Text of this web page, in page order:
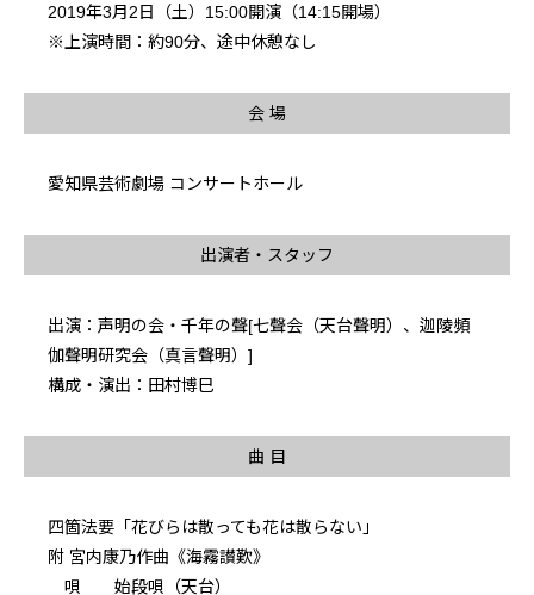
2019年3月2日（土）15:00開演（14:15開場）
※上演時間：約90分、途中休憩なし
会 場
愛知県芸術劇場 コンサートホール
出演者・スタッフ
出演：声明の会・千年の聲[七聲会（天台聲明）、迦陵頻
伽聲明研究会（真言聲明）]
構成・演出：田村博巳
曲 目
四箇法要「花びらは散っても花は散らない」
附 宮内康乃作曲《海霧讃歎》
唄 始段唄（天台）